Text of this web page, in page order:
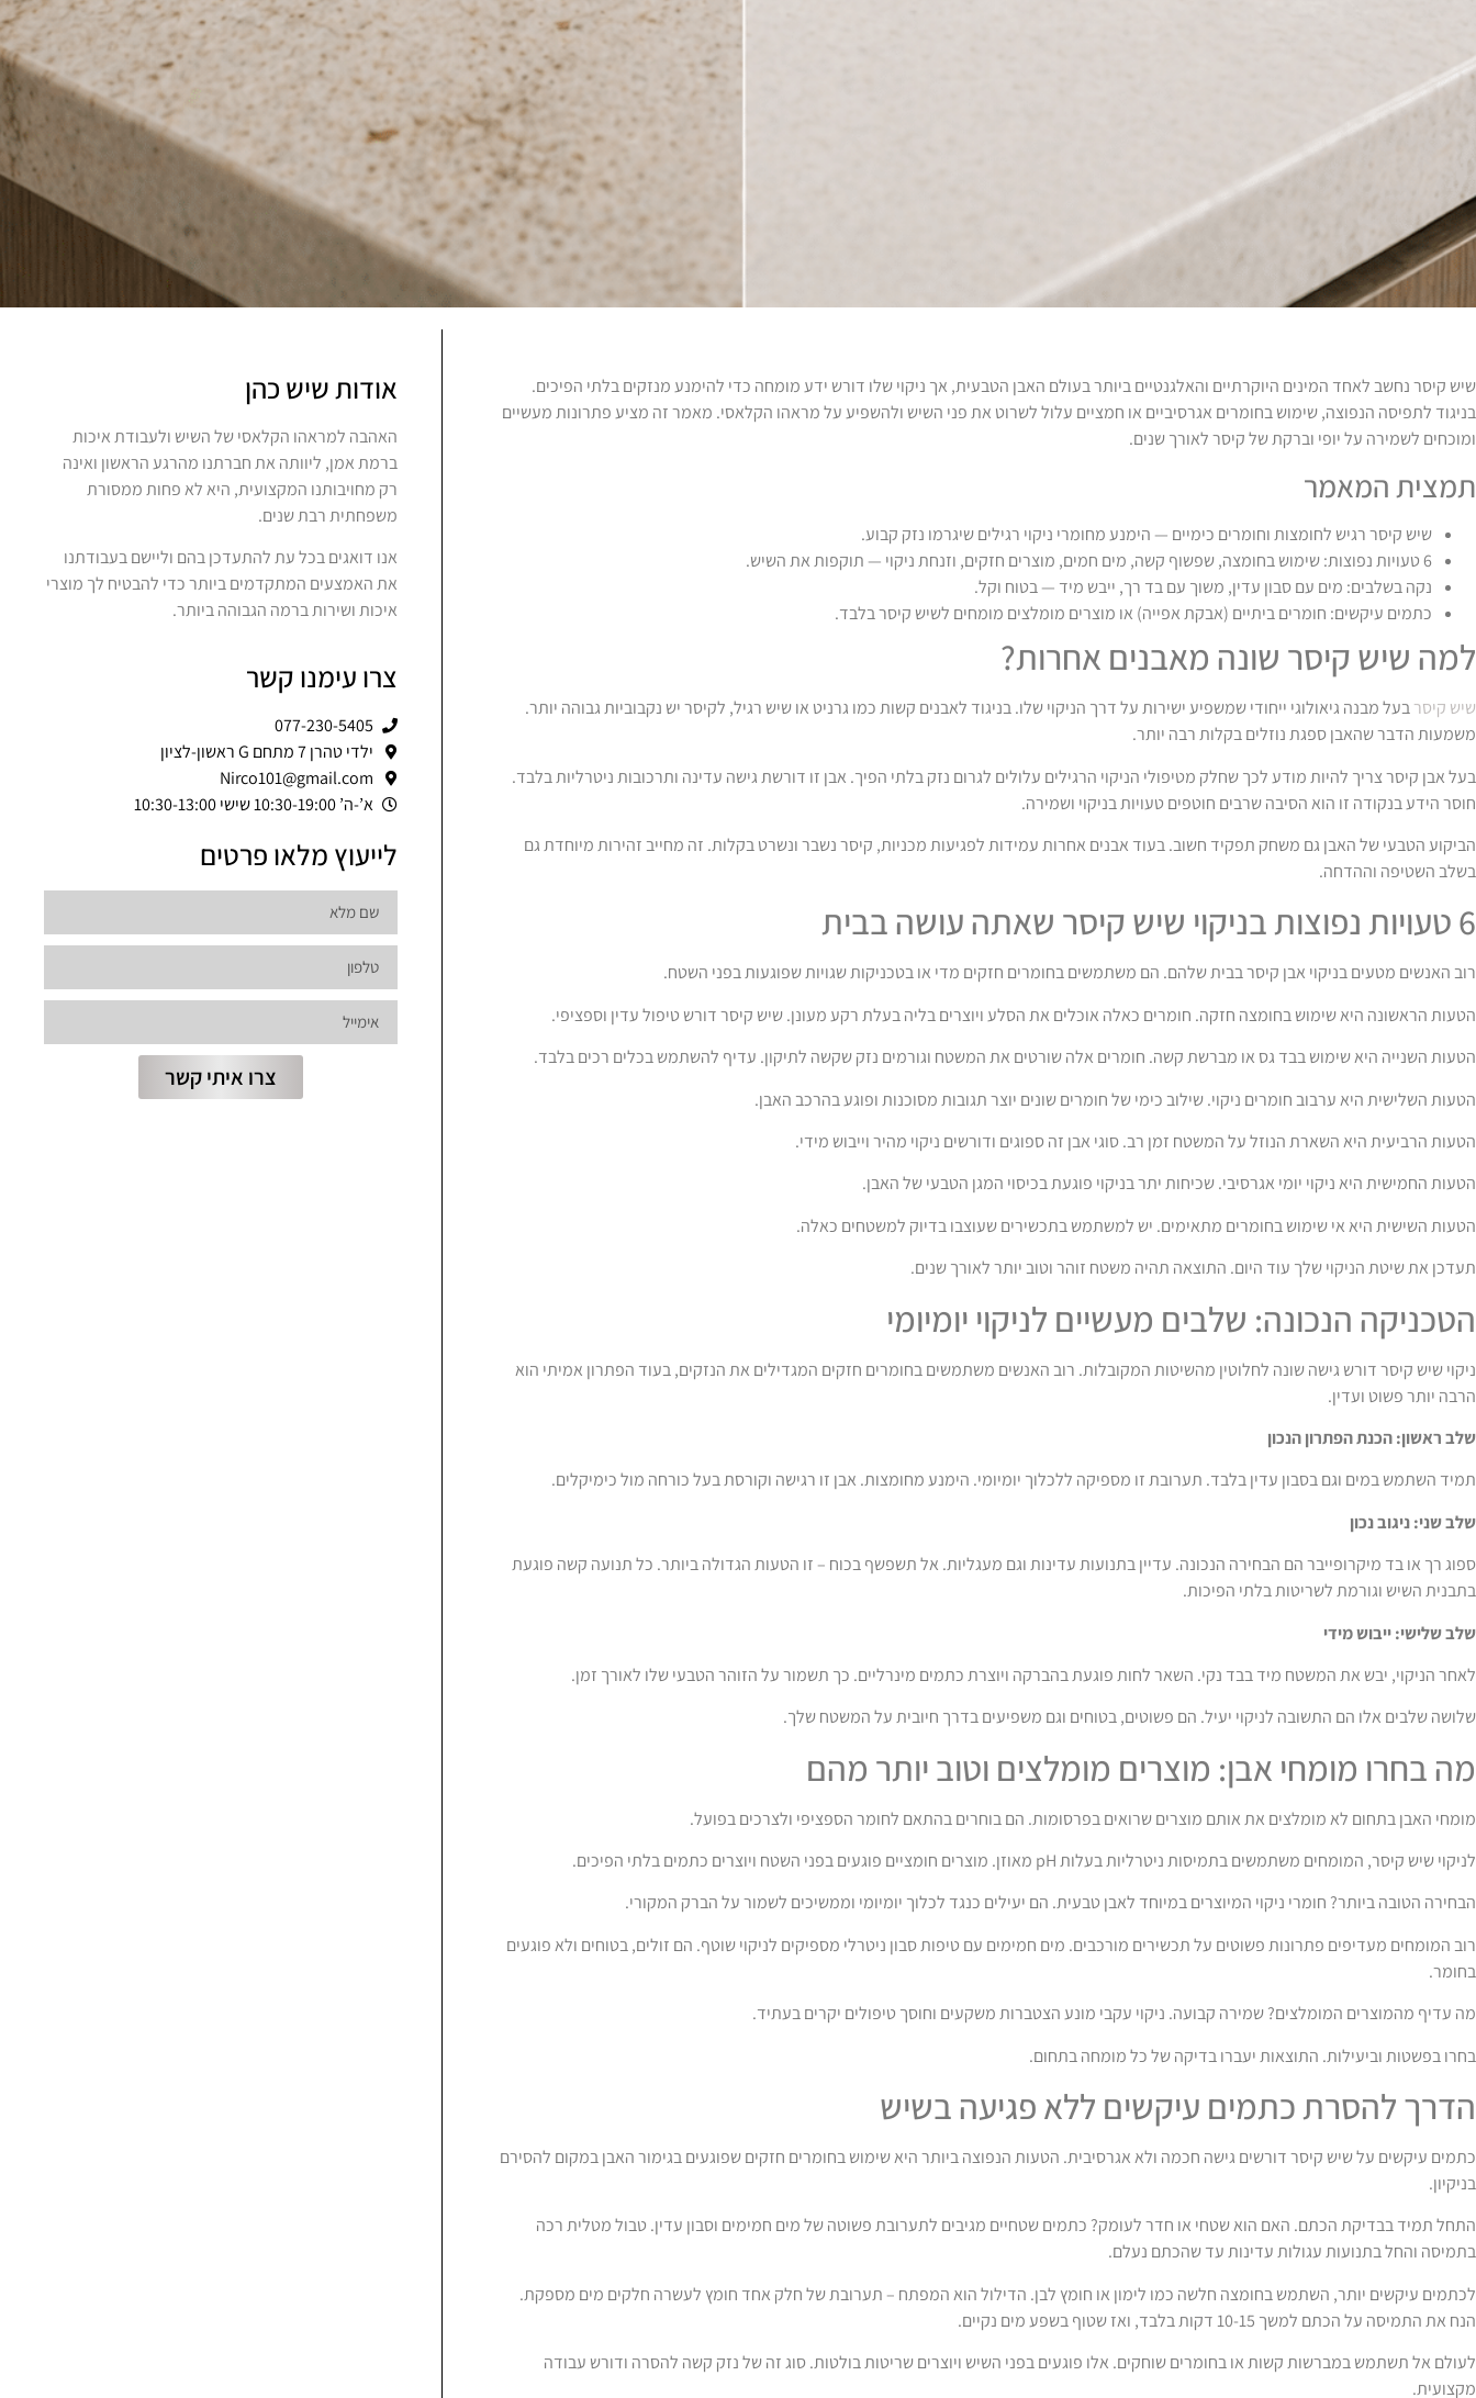
שיש קיסר נחשב לאחד המינים היוקרתיים והאלגנטיים ביותר בעולם האבן הטבעית, אך ניקוי שלו דורש ידע מומחה כדי להימנע מנזקים בלתי הפיכים.
בניגוד לתפיסה הנפוצה, שימוש בחומרים אגרסיביים או חמציים עלול לשרוט את פני השיש ולהשפיע על מראהו הקלאסי. מאמר זה מציע פתרונות מעשיים
ומוכחים לשמירה על יופי וברקת של קיסר לאורך שנים.
תמצית המאמר
שיש קיסר רגיש לחומצות וחומרים כימיים — הימנע מחומרי ניקוי רגילים שיגרמו נזק קבוע.
6 טעויות נפוצות: שימוש בחומצה, שפשוף קשה, מים חמים, מוצרים חזקים, וזנחת ניקוי — תוקפות את השיש.
נקה בשלבים: מים עם סבון עדין, משוך עם בד רך, ייבש מיד — בטוח וקל.
כתמים עיקשים: חומרים ביתיים (אבקת אפייה) או מוצרים מומלצים מומחים לשיש קיסר בלבד.
למה שיש קיסר שונה מאבנים אחרות?
שיש קיסרבעל מבנה גיאולוגי ייחודי שמשפיע ישירות על דרך הניקוי שלו. בניגוד לאבנים קשות כמו גרניט או שיש רגיל, לקיסר יש נקבוביות גבוהה יותר.
משמעות הדבר שהאבן ספגת נוזלים בקלות רבה יותר.
בעל אבן קיסר צריך להיות מודע לכך שחלק מטיפולי הניקוי הרגילים עלולים לגרום נזק בלתי הפיך. אבן זו דורשת גישה עדינה ותרכובות ניטרליות בלבד.
חוסר הידע בנקודה זו הוא הסיבה שרבים חוטפים טעויות בניקוי ושמירה.
הביקוע הטבעי של האבן גם משחק תפקיד חשוב. בעוד אבנים אחרות עמידות לפגיעות מכניות, קיסר נשבר ונשרט בקלות. זה מחייב זהירות מיוחדת גם
בשלב השטיפה וההדחה.
6 טעויות נפוצות בניקוי שיש קיסר שאתה עושה בבית
רוב האנשים מטעים בניקוי אבן קיסר בבית שלהם. הם משתמשים בחומרים חזקים מדי או בטכניקות שגויות שפוגעות בפני השטח.
הטעות הראשונה היא שימוש בחומצה חזקה. חומרים כאלה אוכלים את הסלע ויוצרים בליה בעלת רקע מעונן. שיש קיסר דורש טיפול עדין וספציפי.
הטעות השנייה היא שימוש בבד גס או מברשת קשה. חומרים אלה שורטים את המשטח וגורמים נזק שקשה לתיקון. עדיף להשתמש בכלים רכים בלבד.
הטעות השלישית היא ערבוב חומרים ניקוי. שילוב כימי של חומרים שונים יוצר תגובות מסוכנות ופוגע בהרכב האבן.
הטעות הרביעית היא השארת הנוזל על המשטח זמן רב. סוגי אבן זה ספוגים ודורשים ניקוי מהיר וייבוש מידי.
הטעות החמישית היא ניקוי יומי אגרסיבי. שכיחות יתר בניקוי פוגעת בכיסוי המגן הטבעי של האבן.
הטעות השישית היא אי שימוש בחומרים מתאימים. יש למשתמש בתכשירים שעוצבו בדיוק למשטחים כאלה.
תעדכן את שיטת הניקוי שלך עוד היום. התוצאה תהיה משטח זוהר וטוב יותר לאורך שנים.
הטכניקה הנכונה: שלבים מעשיים לניקוי יומיומי
ניקוי שיש קיסר דורש גישה שונה לחלוטין מהשיטות המקובלות. רוב האנשים משתמשים בחומרים חזקים המגדילים את הנזקים, בעוד הפתרון אמיתי הוא
הרבה יותר פשוט ועדין.
שלב ראשון: הכנת הפתרון הנכון
תמיד השתמש במים וגם בסבון עדין בלבד. תערובת זו מספיקה ללכלוך יומיומי. הימנע מחומצות. אבן זו רגישה וקורסת בעל כורחה מול כימיקלים.
שלב שני: ניגוב נכון
ספוג רך או בד מיקרופייבר הם הבחירה הנכונה. עדיין בתנועות עדינות וגם מעגליות. אל תשפשף בכוח – זו הטעות הגדולה ביותר. כל תנועה קשה פוגעת
בתבנית השיש וגורמת לשריטות בלתי הפיכות.
שלב שלישי: ייבוש מידי
לאחר הניקוי, יבש את המשטח מיד בבד נקי. השאר לחות פוגעת בהברקה ויוצרת כתמים מינרליים. כך תשמור על הזוהר הטבעי שלו לאורך זמן.
שלושה שלבים אלו הם התשובה לניקוי יעיל. הם פשוטים, בטוחים וגם משפיעים בדרך חיובית על המשטח שלך.
מה בחרו מומחי אבן: מוצרים מומלצים וטוב יותר מהם
מומחי האבן בתחום לא מומלצים את אותם מוצרים שרואים בפרסומות. הם בוחרים בהתאם לחומר הספציפי ולצרכים בפועל.
לניקוי שיש קיסר, המומחים משתמשים בתמיסות ניטרליות בעלות pH מאוזן. מוצרים חומציים פוגעים בפני השטח ויוצרים כתמים בלתי הפיכים.
הבחירה הטובה ביותר? חומרי ניקוי המיוצרים במיוחד לאבן טבעית. הם יעילים כנגד לכלוך יומיומי וממשיכים לשמור על הברק המקורי.
רוב המומחים מעדיפים פתרונות פשוטים על תכשירים מורכבים. מים חמימים עם טיפות סבון ניטרלי מספיקים לניקוי שוטף. הם זולים, בטוחים ולא פוגעים
בחומר.
מה עדיף מהמוצרים המומלצים? שמירה קבועה. ניקוי עקבי מונע הצטברות משקעים וחוסך טיפולים יקרים בעתיד.
בחרו בפשטות וביעילות. התוצאות יעברו בדיקה של כל מומחה בתחום.
הדרך להסרת כתמים עיקשים ללא פגיעה בשיש
כתמים עיקשים על שיש קיסר דורשים גישה חכמה ולא אגרסיבית. הטעות הנפוצה ביותר היא שימוש בחומרים חזקים שפוגעים בגימור האבן במקום להסירם
בניקיון.
התחל תמיד בבדיקת הכתם. האם הוא שטחי או חדר לעומק? כתמים שטחיים מגיבים לתערובת פשוטה של מים חמימים וסבון עדין. טבול מטלית רכה
בתמיסה והחל בתנועות עגולות עדינות עד שהכתם נעלם.
לכתמים עיקשים יותר, השתמש בחומצה חלשה כמו לימון או חומץ לבן. הדילול הוא המפתח – תערובת של חלק אחד חומץ לעשרה חלקים מים מספקת.
הנח את התמיסה על הכתם למשך 10-15 דקות בלבד, ואז שטוף בשפע מים נקיים.
לעולם אל תשתמש במברשות קשות או בחומרים שוחקים. אלו פוגעים בפני השיש ויוצרים שריטות בולטות. סוג זה של נזק קשה להסרה ודורש עבודה
מקצועית.
אודות שיש כהן
האהבה למראהו הקלאסי של השיש ולעבודת איכות
ברמת אמן, ליוותה את חברתנו מהרגע הראשון ואינה
רק מחויבותנו המקצועית, היא לא פחות ממסורת
משפחתית רבת שנים.
אנו דואגים בכל עת להתעדכן בהם וליישם בעבודתנו
את האמצעים המתקדמים ביותר כדי להבטיח לך מוצרי
איכות ושירות ברמה הגבוהה ביותר.
צרו עימנו קשר
077-230-5405
ילדי טהרן 7 מתחם G ראשון-לציון
Nirco101@gmail.com
א’-ה’ 10:30-19:00 שישי 10:30-13:00
לייעוץ מלאו פרטים
צרו איתי קשר